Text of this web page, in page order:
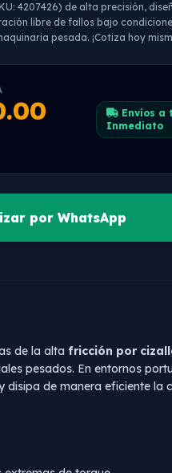
4207426) de alta precisión,
libre de fallos bajo
pesada. ¡Cotiza hoy
Envíos a
Inmediato
por WhatsApp
de la alta fricción por
pesados. En entornos
de manera eficiente la